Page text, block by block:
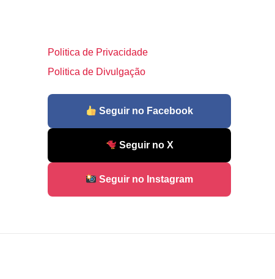
Politica de Privacidade
Politica de Divulgação
Seguir no Facebook
Seguir no X
Seguir no Instagram